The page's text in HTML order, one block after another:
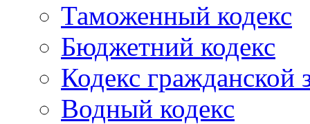
Таможенный кодекс
Бюджетний кодекс
Кодекс гражданской
Водный кодекс